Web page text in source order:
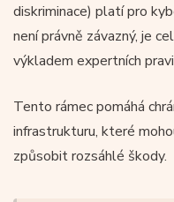
diskriminace) platí pro
není právně závazný, je
výkladem expertních
Tento rámec pomáhá
infrastrukturu, které
způsobit rozsáhlé škody.